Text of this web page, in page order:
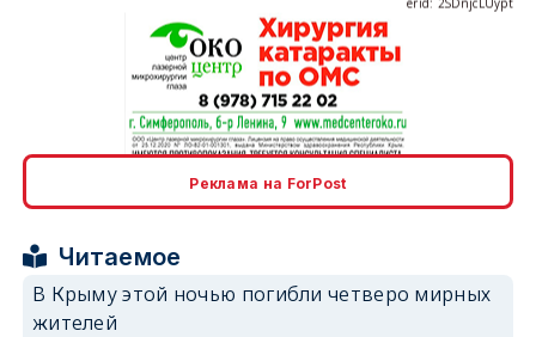
erid: 2SDnjcrDNw6
Реклама на ForPost
Читаемое
В Крыму этой ночью погибли четверо мирных
жителей